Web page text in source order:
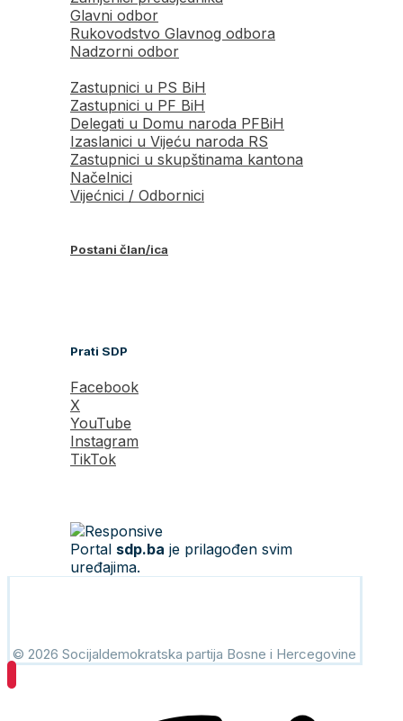
Glavni odbor
Rukovodstvo Glavnog odbora
Nadzorni odbor
Zastupnici u PS BiH
Zastupnici u PF BiH
Delegati u Domu naroda PFBiH
Izaslanici u Vijeću naroda RS
Zastupnici u skupštinama kantona
Načelnici
Vijećnici / Odbornici
Postani član/ica
Prati SDP
Facebook
X
YouTube
Instagram
TikTok
Portal sdp.ba je prilagođen svim
uređajima.
© 2026 Socijaldemokratska partija Bosne i Hercegovine